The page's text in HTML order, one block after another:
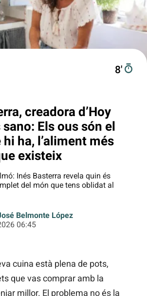
8′
creadora d’Hoy
Els ous són el
ha, l’aliment més
existeix
Inés Basterra revela quin és
del món que tens oblidat al
Belmonte López
06:45
cuina està plena de pots,
que vas comprar amb la
millor. El problema no és la